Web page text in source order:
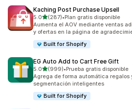
Kaching Post Purchase Upsell
5.0de 5 estrellas
(287)
287 reseñas en total
•Plan gratis disponible
Aumenta el AOV mediante ventas
y ofertas en la página de
Built for Shopify
EG Auto Add to Cart Free Gift
5.0de 5 estrellas
(999)
999 reseñas en total
•Prueba gratis disponible
Agrega de forma automática
segmentación inteligentes
Built for Shopify